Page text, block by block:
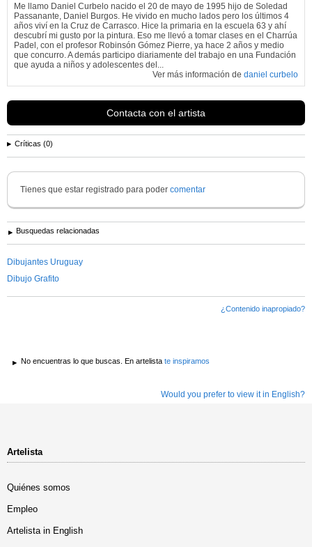
Me llamo Daniel Curbelo nacido el 20 de mayo de 1995 hijo de Soledad
Passanante, Daniel Burgos. He vivido en mucho lados pero los últimos 4
años viví en la Cruz de Carrasco. Hice la primaria en la escuela 63 y ahí
descubrí mi gusto por la pintura. Eso me llevó a tomar clases en el Charrúa
Padel, con el profesor Robinsón Gómez Pierre, ya hace 2 años y medio
que concurro. A demás participo diariamente del trabajo en una Fundación
que ayuda a niños y adolescentes del...
Ver más información de daniel curbelo
Contacta con el artista
Críticas (0)
Tienes que estar registrado para poder comentar
Busquedas relacionadas
Dibujantes Uruguay
Dibujo Grafito
¿Contenido inapropiado?
No encuentras lo que buscas. En artelista te inspiramos
Would you prefer to view it in English?
Artelista
Quiénes somos
Empleo
Artelista in English